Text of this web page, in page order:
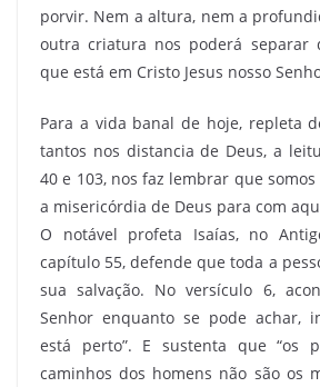
porvir. Nem a altura, nem a
outra criatura nos poderá separar
que está em Cristo Jesus nosso
Para a vida banal de hoje, repleta
tantos nos distancia de Deus, a
40 e 103, nos faz lembrar que
a misericórdia de Deus para com
O notável profeta Isaías, no
capítulo 55, defende que toda a
sua salvação. No versículo 6,
Senhor enquanto se pode achar,
está perto”. E sustenta que “os
caminhos dos homens não são os